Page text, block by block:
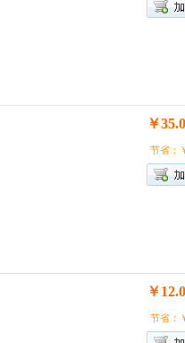
￥
节省：
￥
节省：